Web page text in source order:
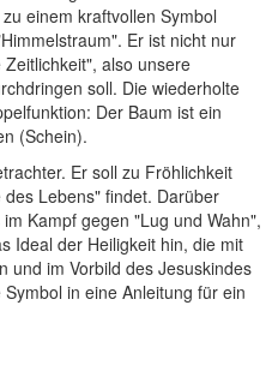
einem kraftvollen Symbol
Er ist nicht nur
also unsere
soll. Die wiederholte
Der Baum ist ein
(Schein).
Er soll zu Fröhlichkeit
Lebens" findet. Darüber
Kampf gegen "Lug und Wahn",
Ideal der Heiligkeit hin, die mit
und im Vorbild des Jesuskindes
in eine Anleitung für ein